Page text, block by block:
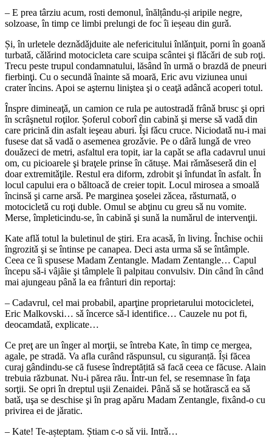
– E prea târziu acum, rosti demonul, înălțându-și aripile negre,
solzoase, în timp ce limbi prelungi de foc îi ieșeau din gurǎ.
Și, în urletele deznǎdǎjduite ale nefericitului înlǎnţuit, porni în goanǎ
turbatǎ, cǎlǎrind motocicleta care scuipa scântei şi flǎcǎri de sub roţi.
Trecu peste trupul condamnatului, lăsând în urmă o brazdă de pneuri
fierbinţi. Cu o secundă înainte să moară, Eric avu viziunea unui
crater încins. Apoi se aşternu liniştea şi o ceaţă adâncǎ acoperi totul.
Înspre dimineaţǎ, un camion ce rula pe autostradǎ frânǎ brusc şi opri
în scrâşnetul roţilor. Șoferul coborî din cabinǎ şi merse sǎ vadǎ din
care pricinǎ din asfalt ieşeau aburi. Îşi fǎcu cruce. Niciodatǎ nu-i mai
fusese dat sǎ vadǎ o asemenea grozǎvie. Pe o dârǎ lungǎ de vreo
douǎzeci de metri, asfaltul era topit, iar la capǎt se afla cadavrul unui
om, cu picioarele şi braţele prinse în cătușe. Mai rǎmǎseserǎ din el
doar extremitǎţile. Restul era diform, zdrobit şi înfundat în asfalt. În
locul capului era o bǎltoacǎ de creier topit. Locul mirosea a smoalǎ
încinsǎ şi carne arsǎ. Pe marginea şoselei zǎcea, rǎsturnatǎ, o
motocicletǎ cu roţi duble. Omul se abţinu cu greu sǎ nu vomite.
Merse, împleticindu-se, în cabinǎ şi sunǎ la numǎrul de intervenţii.
Kate aflǎ totul la buletinul de ştiri. Era acasǎ, în living. Închise ochii
îngrozitǎ şi se întinse pe canapea. Deci asta urma sǎ se întâmple.
Ceea ce îi spusese Madam Zentangle. Madam Zentangle… Capul
începu sǎ-i vâjâie şi tâmplele îi palpitau convulsiv. Din când în când
mai ajungeau pânǎ la ea frânturi din reportaj:
– Cadavrul, cel mai probabil, aparţine proprietarului motocicletei,
Eric Malkovski… sǎ încerce sǎ-l identifice… Cauzele nu pot fi,
deocamdatǎ, explicate…
Ce preţ are un înger al morţii, se întreba Kate, în timp ce mergea,
agale, pe stradă. Va afla curând răspunsul, cu siguranță. Își făcea
curaj gândindu-se că fusese îndreptățită să facă ceea ce făcuse. Alain
trebuia răzbunat. Nu-i părea rău. Într-un fel, se resemnase în faţa
sorţii. Se opri în dreptul uşii Zenaidei. Pânǎ sǎ se hotǎrascǎ ea sǎ
batǎ, uşa se deschise şi în prag apǎru Madam Zentangle, fixând-o cu
privirea ei de jǎratic.
– Kate! Te-așteptam. Știam c-o sǎ vii. Intrǎ…